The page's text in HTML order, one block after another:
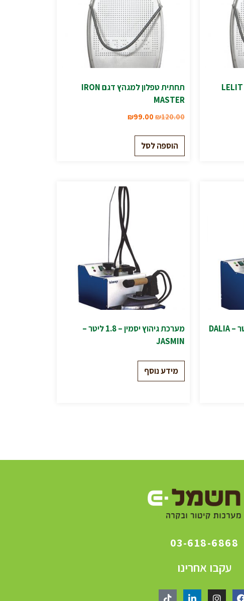
תחתית טפלון למגהץ דגם IRON
MASTER
₪120.00
₪99.00
הוספה לסל
מערכת גיהוץ יסמין – 1.8 ליטר –
JASMIN
מידע נוסף
03-618-6868
עקבו אחרינו